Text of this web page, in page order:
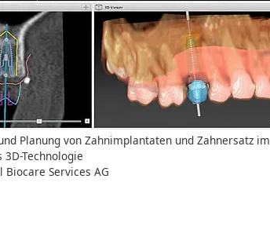
Planung von Zahnimplantaten und Zahnersatz im
Technologie
Services AG